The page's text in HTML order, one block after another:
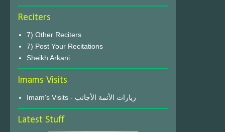
Reciters
7) Other Reciters
7) Post Your Recitations
Sheikh Arkani
Imams Visits
Imam's Visits - زيارات الأئمة الأجانب
Latest Stuff